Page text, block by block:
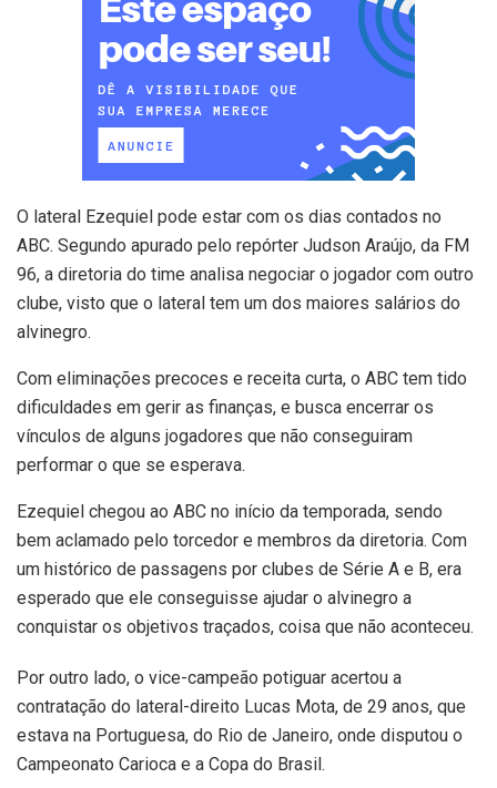
O lateral Ezequiel pode estar com os dias contados no
ABC. Segundo apurado pelo repórter Judson Araújo, da FM
96, a diretoria do time analisa negociar o jogador com outro
clube, visto que o lateral tem um dos maiores salários do
alvinegro.
Com eliminações precoces e receita curta, o ABC tem tido
dificuldades em gerir as finanças, e busca encerrar os
vínculos de alguns jogadores que não conseguiram
performar o que se esperava.
Ezequiel chegou ao ABC no início da temporada, sendo
bem aclamado pelo torcedor e membros da diretoria. Com
um histórico de passagens por clubes de Série A e B, era
esperado que ele conseguisse ajudar o alvinegro a
conquistar os objetivos traçados, coisa que não aconteceu.
Por outro lado, o vice-campeão potiguar acertou a
contratação do lateral-direito Lucas Mota, de 29 anos, que
estava na Portuguesa, do Rio de Janeiro, onde disputou o
Campeonato Carioca e a Copa do Brasil.